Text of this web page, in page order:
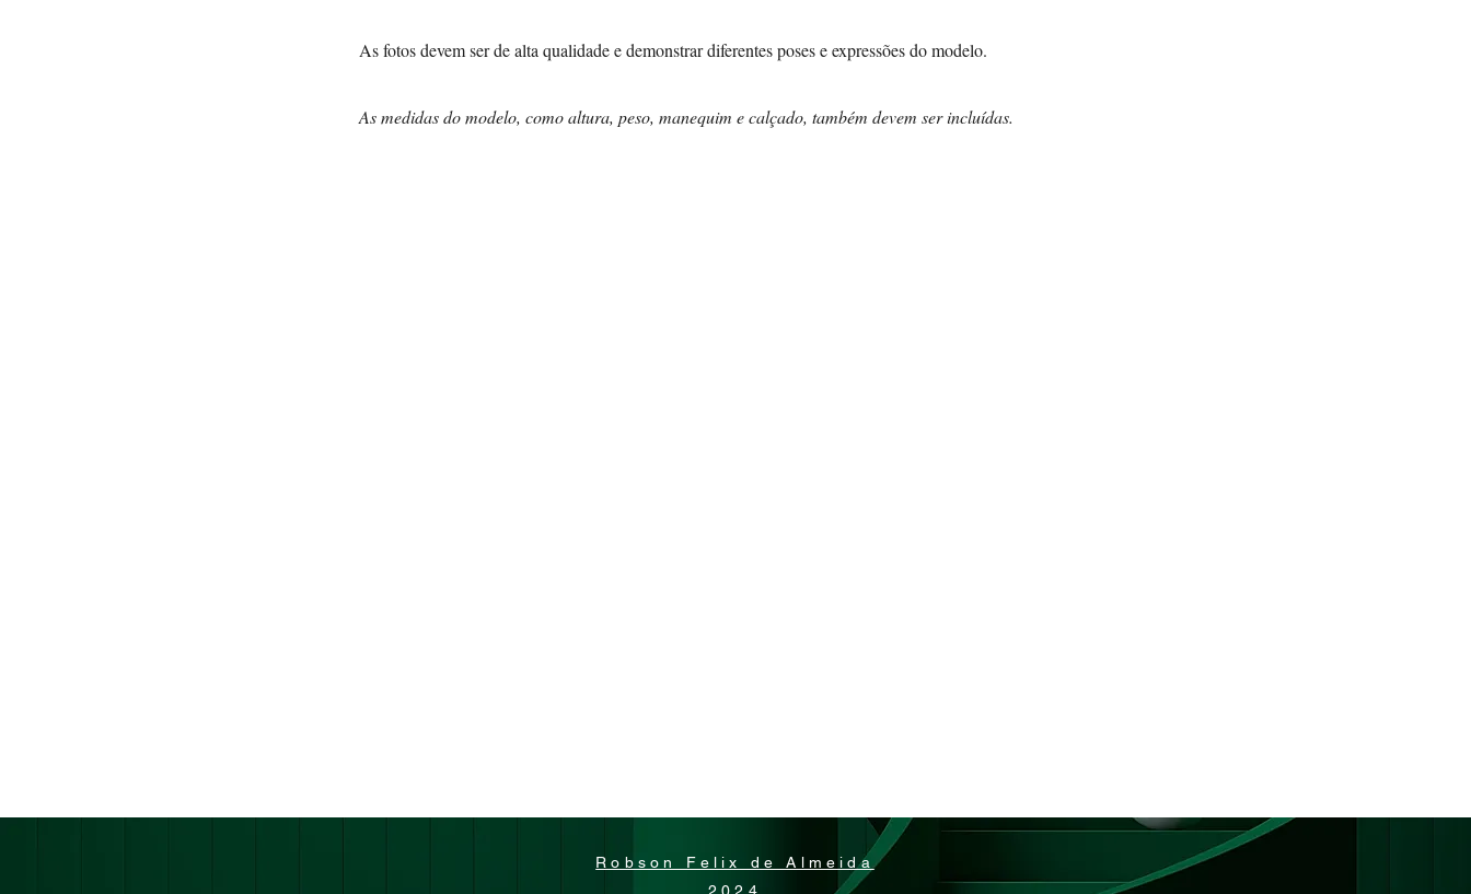
As fotos devem ser de alta qualidade e demonstrar diferentes poses e expressões do modelo.
As medidas do modelo, como altura, peso, manequim e calçado, também devem ser incluídas.
Robson Felix de Almeida
2024